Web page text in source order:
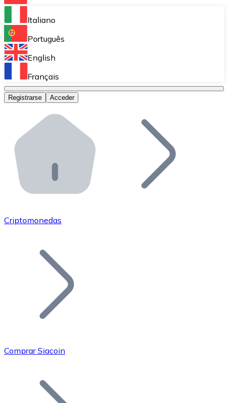
Bitnovo Ramp
Integra nuestra solución en tu plataforma.
Bitnovo Giftcards
Bitnovo OTC
Bitnovo ATM
Integra un ATM Bitnovo en tu negocio y permite que
Bitnovo API
Integra nuestra API en tu ecosistema.
Únete a nuestra red de distribuidores.
Añade tu proyecto a nuestro ecosistema.
Bitcoin
Italiano
Português
English
Français
Registrarse Acceder
Criptomonedas
Comprar Siacoin